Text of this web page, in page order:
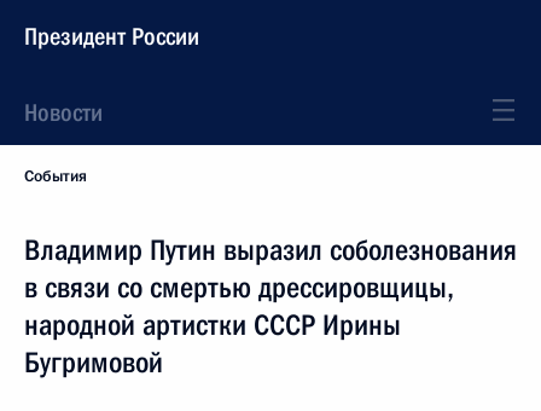
Президент России
Новости
События
Владимир Путин выразил соболезнования
в связи со смертью дрессировщицы,
народной артистки СССР Ирины
Бугримовой